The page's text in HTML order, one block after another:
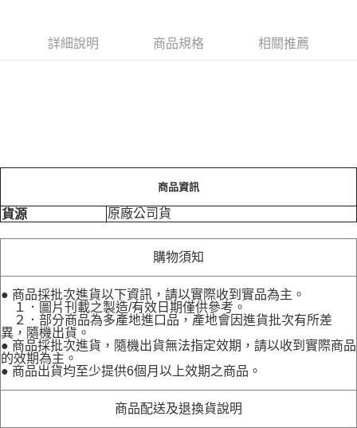
詳細說明 商品規格 相關推薦
商品資訊
貨源 原廠公司貨
購物須知
● 商品採批次進貨以下資訊，請以實際收到實品為主。
１．圖片刊載之製造/有效日期僅供參考。
２．部分商品為多產地進口品，產地會因進貨批次有所差
異，隨機出貨。
● 商品採批次進貨，隨機出貨無法指定效期，請以收到實際商品
的效期為主。
● 商品出貨均至少提供6個月以上效期之商品。
商品配送及退換貨說明